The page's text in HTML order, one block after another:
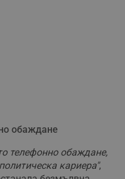
обаждане
телефонно обаждане,
кариера",